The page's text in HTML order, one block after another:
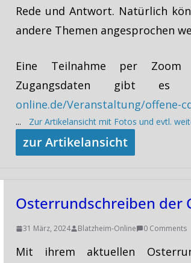
Rede und Antwort. Natürlich
andere Themen angesprochen
Eine Teilnahme per
Zugangsdaten gibt
online.de/Veranstaltung/offene-
...Zur Artikelansicht mit Fotos und evtl.
zur Artikelansicht
Osterrundschreiben der
31 März, 2024 Blatzheim-Online 0 Comments
Mit ihrem aktuellen